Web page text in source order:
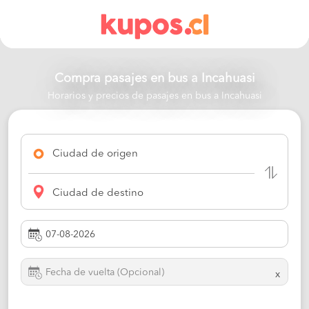
Compra pasajes en bus a Incahuasi
Horarios y precios de pasajes en bus a Incahuasi
Ciudad de origen
Ciudad de destino
x